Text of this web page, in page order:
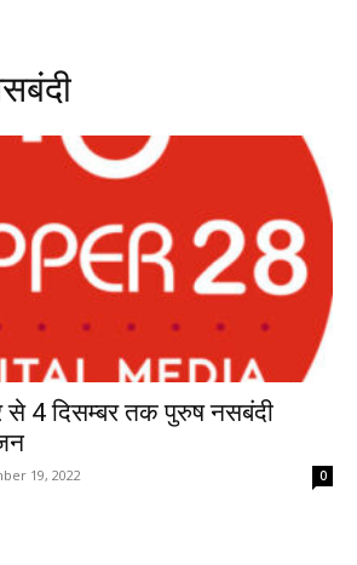
से 4 दिसम्बर तक पुरुष नसबंदी
19, 2022 0